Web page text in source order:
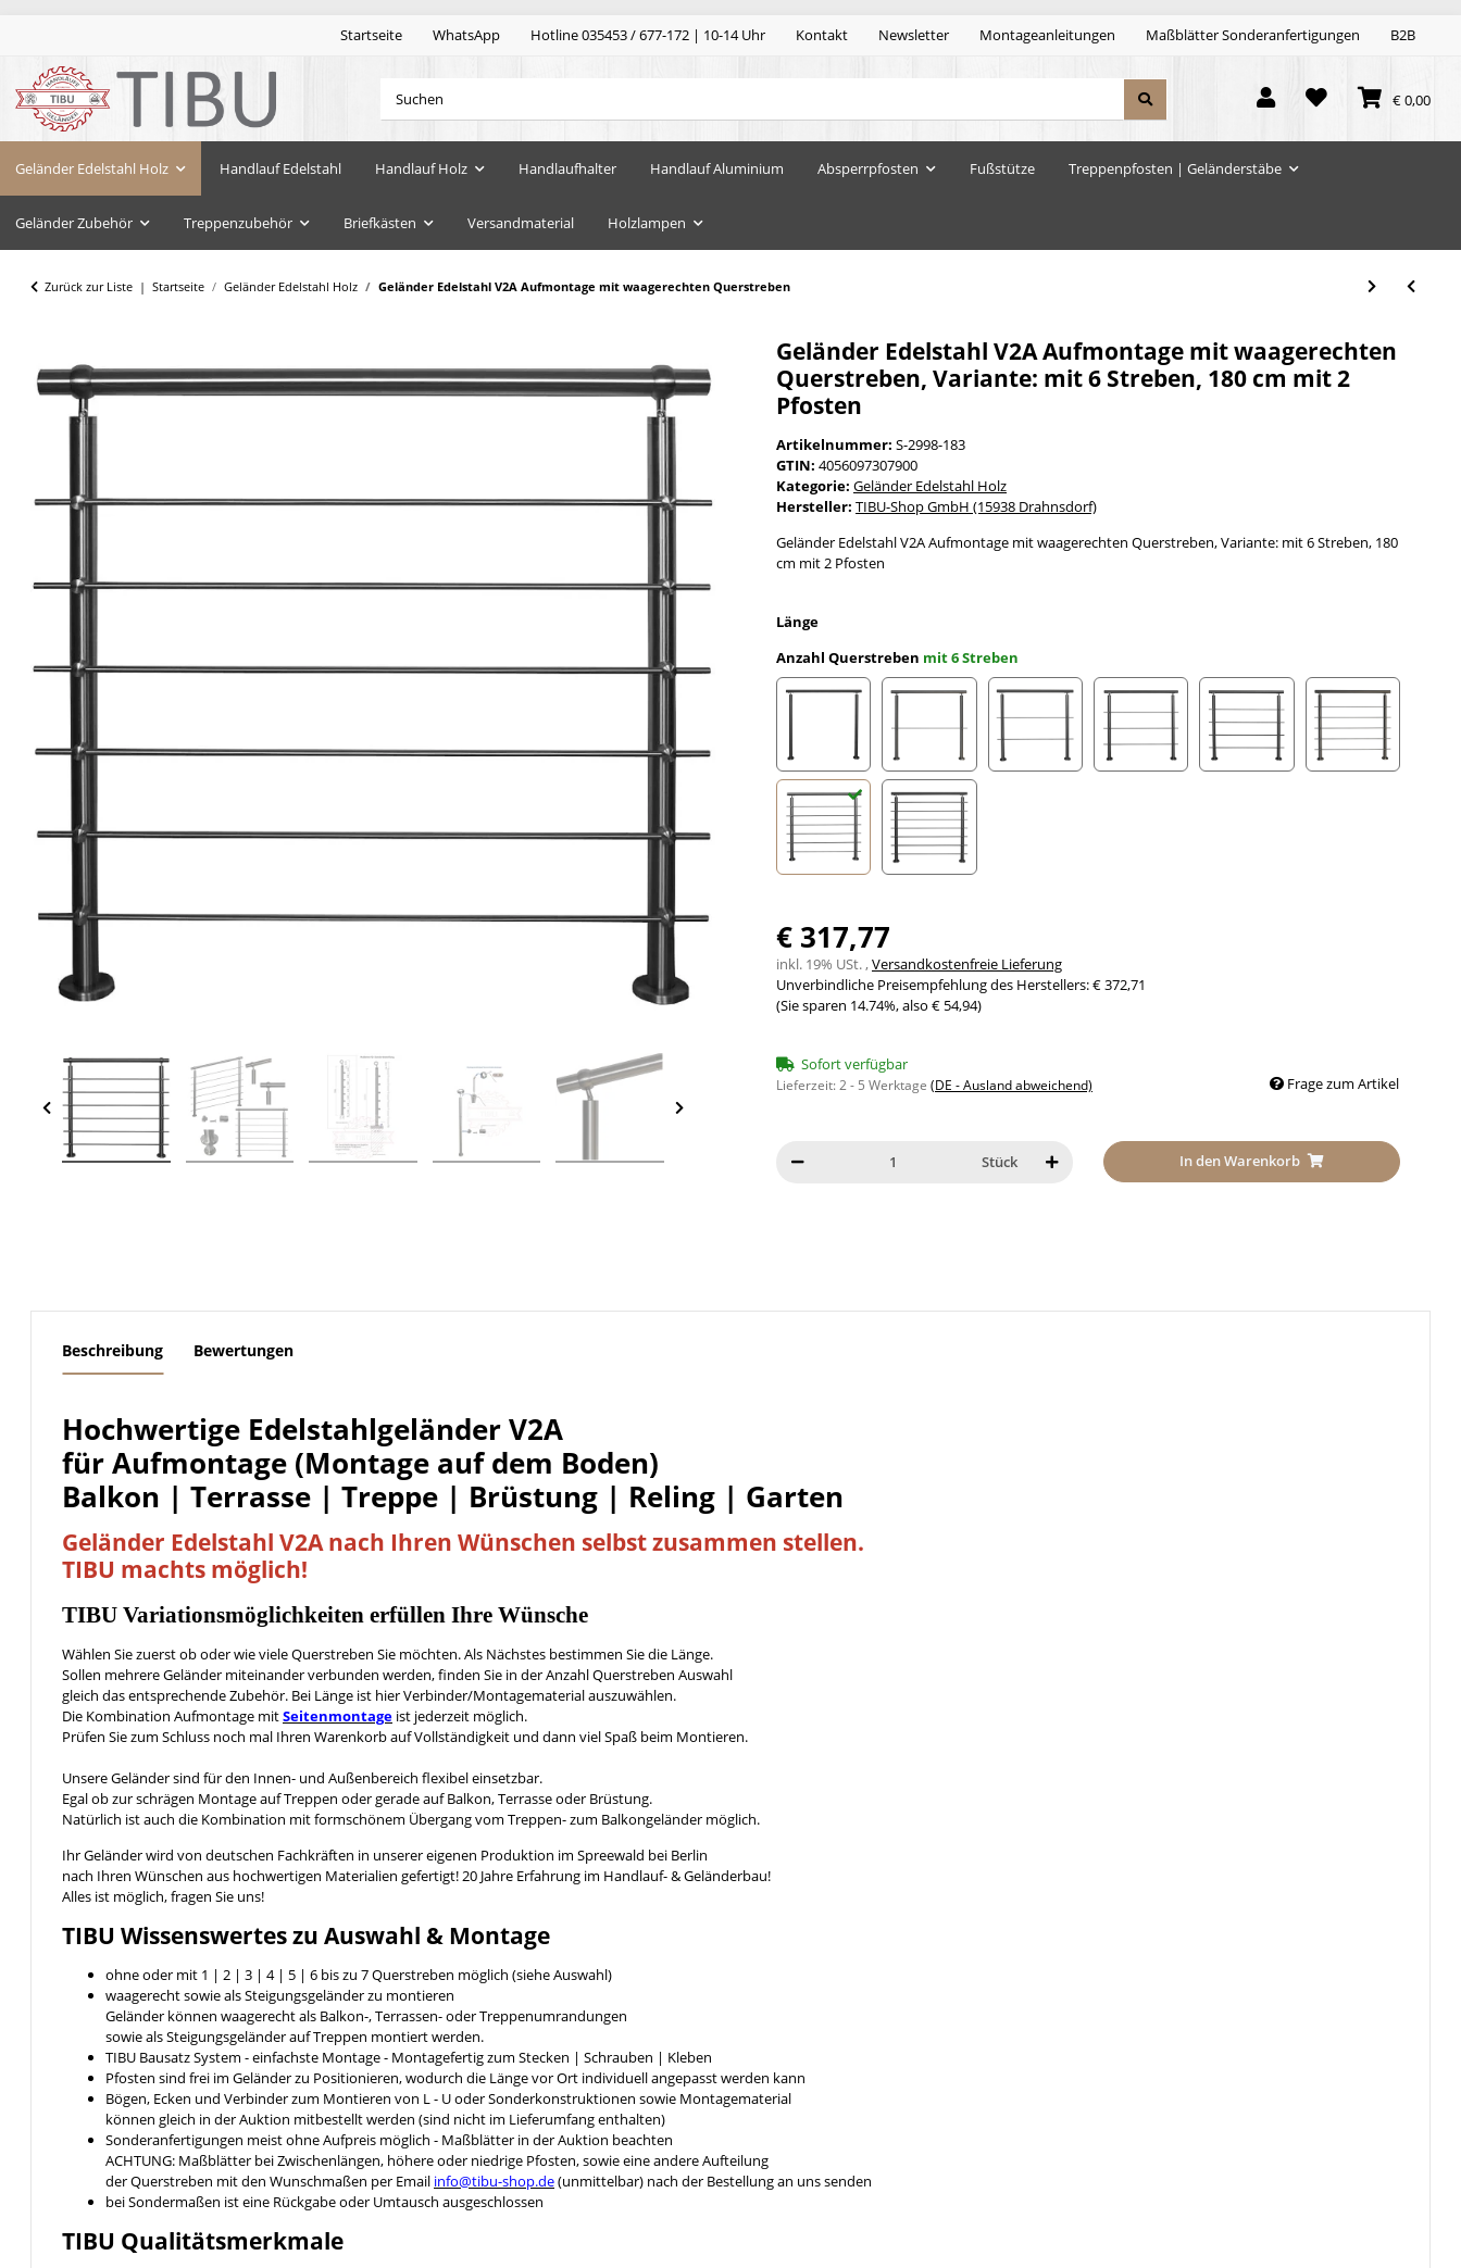
Startseite WhatsApp Hotline 035453 / 677-172 | 10-14 Uhr Kontakt Newsletter Montageanleitungen Maßblätter Sonderanfertigungen B2B
€ 0,00
Geländer Edelstahl Holz Handlauf Edelstahl Handlauf Holz Handlaufhalter Handlauf Aluminium Absperrpfosten Fußstütze Treppenpfosten | Geländerstäbe
Geländer Zubehör Treppenzubehör Briefkästen Versandmaterial Holzlampen
Zurück zur Liste Startseite Geländer Edelstahl Holz Geländer Edelstahl V2A Aufmontage mit waagerechten Querstreben
Geländer Edelstahl V2A Aufmontage mit waagerechten
Querstreben, Variante: mit 6 Streben, 180 cm mit 2
Pfosten
Artikelnummer: S-2998-183
GTIN: 4056097307900
Kategorie: Geländer Edelstahl Holz
Hersteller: TIBU-Shop GmbH (15938 Drahnsdorf)
Geländer Edelstahl V2A Aufmontage mit waagerechten Querstreben, Variante: mit 6 Streben, 180
cm mit 2 Pfosten
Länge
Anzahl Querstreben mit 6 Streben
ohne Streben mit 1 Strebe
€ 317,77
inkl. 19% USt. ,Versandkostenfreie Lieferung
Unverbindliche Preisempfehlung des Herstellers:€ 372,71
(Sie sparen 14.74%, also € 54,94)
Sofort verfügbar
Lieferzeit:2 - 5 Werktage (DE - Ausland abweichend) Frage zum Artikel
Stück In den Warenkorb
Beschreibung Bewertungen
Hochwertige Edelstahlgeländer V2A
für Aufmontage (Montage auf dem Boden)
Balkon | Terrasse | Treppe | Brüstung | Reling | Garten
Geländer Edelstahl V2A nach Ihren Wünschen selbstzusammen stellen.
TIBU machts möglich!
TIBU Variationsmöglichkeiten erfüllen Ihre Wünsche
Wählen Sie zuerst ob oder wie viele Querstreben Sie möchten. Als Nächstes bestimmen Sie die Länge.
Sollen mehrere Geländer miteinander verbunden werden, finden Sie in der Anzahl Querstreben Auswahl
gleich das entsprechende Zubehör. Bei Länge ist hier Verbinder/Montagematerial auszuwählen.
Die Kombination Aufmontage mitSeitenmontage ist jederzeit möglich.
Prüfen Sie zum Schluss noch mal Ihren Warenkorb auf Vollständigkeit und dann viel Spaß beim Montieren.
Unsere Geländer sind für den Innen- und Außenbereich flexibel einsetzbar.
Egal ob zur schrägen Montage auf Treppen oder gerade auf Balkon, Terrasse oder Brüstung.
Natürlich ist auch die Kombination mit formschönem Übergang vom Treppen- zum Balkongeländer möglich.
Ihr Geländer wird von deutschen Fachkräften in unserer eigenen Produktion im Spreewald bei Berlin
nach Ihren Wünschen aus hochwertigen Materialien gefertigt! 20 Jahre Erfahrung im Handlauf- & Geländerbau!
Alles ist möglich, fragen Sie uns!
TIBU Wissenswerteszu Auswahl & Montage
ohne oder mit 1 | 2 | 3 | 4 | 5 | 6 bis zu 7 Querstreben möglich (siehe Auswahl)
waagerecht sowie als Steigungsgeländer zu montieren
Geländer können waagerecht als Balkon-, Terrassen- oder Treppenumrandungen
sowie als Steigungsgeländer auf Treppen montiert werden.
TIBU Bausatz System - einfachste Montage - Montagefertig zum Stecken | Schrauben | Kleben
Pfosten sind frei im Geländer zu Positionieren, wodurch die Länge vor Ort individuell angepasst werden kann
Bögen, Ecken und Verbinder zum Montieren von L - U oder Sonderkonstruktionen sowie Montagematerial
können gleich in der Auktion mitbestellt werden (sind nicht im Lieferumfang enthalten)
Sonderanfertigungen meist ohne Aufpreis möglich - Maßblätter in der Auktion beachten
ACHTUNG: Maßblätter bei Zwischenlängen, höhere oder niedrige Pfosten, sowie eine andere Aufteilung
der Querstreben mit den Wunschmaßen per Email info@tibu-shop.de(unmittelbar) nach der Bestellung an uns senden
bei Sondermaßen ist eine Rückgabe oder Umtausch ausgeschlossen
TIBU Qualitätsmerkmale